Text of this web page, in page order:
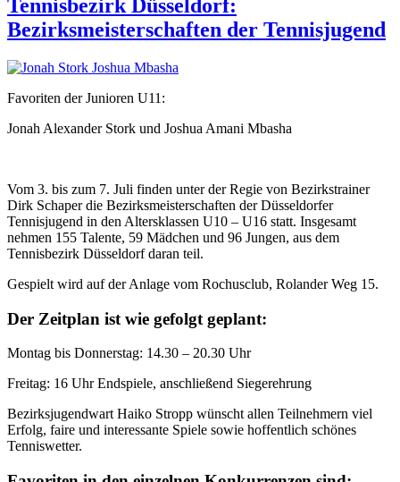
Tennisbezirk Düsseldorf:
Bezirksmeisterschaften der Tennisjugend
Favoriten der Junioren U11:
Jonah Alexander Stork und Joshua Amani Mbasha
Vom 3. bis zum 7. Juli finden unter der Regie von Bezirkstrainer
Dirk Schaper die Bezirksmeisterschaften der Düsseldorfer
Tennisjugend in den Altersklassen U10 – U16 statt. Insgesamt
nehmen 155 Talente, 59 Mädchen und 96 Jungen, aus dem
Tennisbezirk Düsseldorf daran teil.
Gespielt wird auf der Anlage vom Rochusclub, Rolander Weg 15.
Der Zeitplan ist wie gefolgt geplant:
Montag bis Donnerstag: 14.30 – 20.30 Uhr
Freitag: 16 Uhr Endspiele, anschließend Siegerehrung
Bezirksjugendwart Haiko Stropp wünscht allen Teilnehmern viel
Erfolg, faire und interessante Spiele sowie hoffentlich schönes
Tenniswetter.